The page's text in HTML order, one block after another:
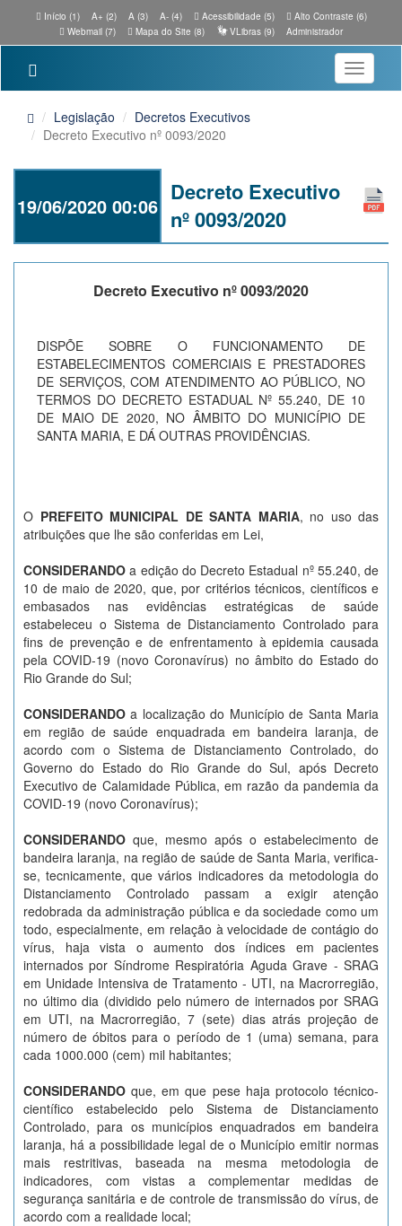
Início (1) A+ (2) A (3) A- (4) Acessibilidade (5)
Alto Contraste (6)
Webmail (7)
Mapa do Site (8) VLibras (9) Administrador
Toggle
Legislação
Decretos Executivos
Decreto Executivo nº 0093/2020
19/06/2020 00:06
Decreto Executivo
nº 0093/2020
Decreto Executivo nº 0093/2020
DISPÕE SOBRE O FUNCIONAMENTO DE
ESTABELECIMENTOS COMERCIAIS E PRESTADORES
DE SERVIÇOS, COM ATENDIMENTO AO PÚBLICO, NO
TERMOS DO DECRETO ESTADUAL Nº 55.240, DE 10
DE MAIO DE 2020, NO ÂMBITO DO MUNICÍPIO DE
SANTA MARIA, E DÁ OUTRAS PROVIDÊNCIAS.
O PREFEITO MUNICIPAL DE SANTA MARIA, no uso das
atribuições que lhe são conferidas em Lei,
CONSIDERANDOa edição do Decreto Estadual nº 55.240, de
10 de maio de 2020, que, por critérios técnicos, científicos e
embasados nas evidências estratégicas de saúde
estabeleceu o Sistema de Distanciamento Controlado para
fins de prevenção e de enfrentamento à epidemia causada
pela COVID-19 (novo Coronavírus) no âmbito do Estado do
Rio Grande do Sul;
CONSIDERANDO a localização do Município de Santa Maria
em região de saúde enquadrada em bandeira laranja, de
acordo com o Sistema de Distanciamento Controlado, do
Governo do Estado do Rio Grande do Sul, após Decreto
Executivo de Calamidade Pública, em razão da pandemia da
COVID-19 (novo Coronavírus);
CONSIDERANDO que, mesmo após o estabelecimento de
bandeira laranja, na região de saúde de Santa Maria, verifica-
se, tecnicamente, que vários indicadores da metodologia do
Distanciamento Controlado passam a exigir atenção
redobrada da administração pública e da sociedade como um
todo, especialmente, em relação à velocidade de contágio do
vírus, haja vista o aumento dos índices em pacientes
internados por Síndrome Respiratória Aguda Grave - SRAG
em Unidade Intensiva de Tratamento - UTI, na Macrorregião,
no último dia (dividido pelo número de internados por SRAG
em UTI, na Macrorregião, 7 (sete) dias atrás projeção de
número de óbitos para o período de 1 (uma) semana, para
cada 1000.000 (cem) mil habitantes;
CONSIDERANDOque, em que pese haja protocolo técnico-
científico estabelecido pelo Sistema de Distanciamento
Controlado, para os municípios enquadrados em bandeira
laranja, há a possibilidade legal de o Município emitir normas
mais restritivas, baseada na mesma metodologia de
indicadores, com vistas a complementar medidas de
segurança sanitária e de controle de transmissão do vírus, de
acordo com a realidade local;